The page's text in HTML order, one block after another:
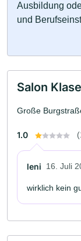
Ausbildung
und
Salon
Große
1.0
leni 16. Juli
wirklich kein